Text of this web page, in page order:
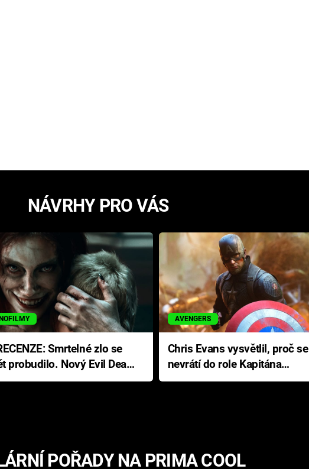
NÁVRHY PRO VÁS
probudilo. Nový Evil Dead
s neodolatelnou
AVENGERS
Chris Evans vysvětlil, proč se
nevrátí do role Kapitána
Ameriky
POŘADY NA PRIMA COOL